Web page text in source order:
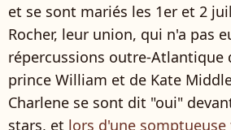
et se sont mariés les 1er et 2
Rocher, leur union, qui n'a pas
répercussions outre-Atlantique
prince William et de Kate
Charlene se sont dit "oui"
stars, et lors d'une